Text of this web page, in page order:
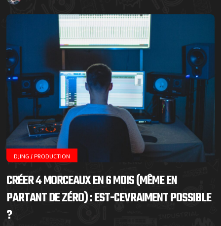
DJING / PRODUCTION
CRÉER 4 MORCEAUX EN 6 MOIS (MÊME EN
PARTANT DE ZÉRO) : EST-CEVRAIMENT POSSIBLE
?